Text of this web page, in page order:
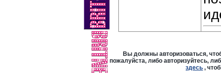
Вы должны авторизоваться,
пожалуйста, либо авторизуйтесь,
здесь ,